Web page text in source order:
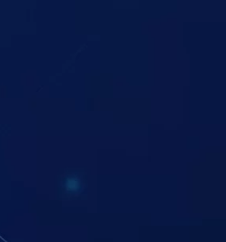
الأمان المختلفة. تشمل ميزاتها: